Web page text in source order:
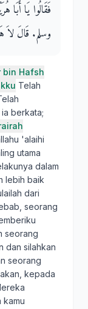
فَقَالُوا يَا
وسلم‏.‏ قَالَ
bin Hafsh
Telah
ia berkata;
'alaihi
utama
dalam
lebih baik
dari
seorang
seorang
dan silahkan
seorang
kepada
kamu